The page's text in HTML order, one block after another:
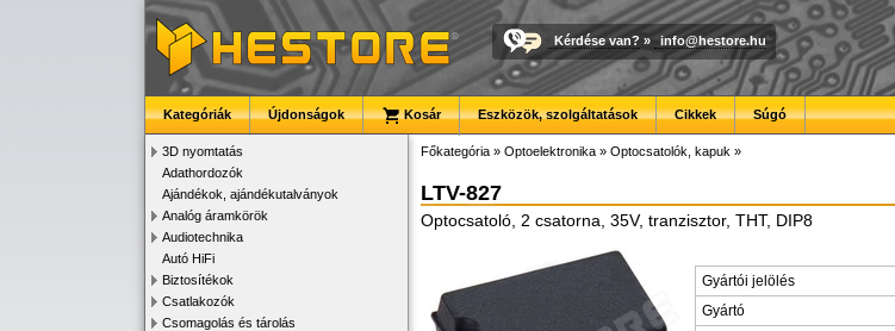
Kérdése van? » info@hestore.hu
Kategóriák Újdonságok Kosár Eszközök, szolgáltatások Cikkek Súgó
3D nyomtatás
Adathordozók
Ajándékok, ajándékutalványok
Analóg áramkörök
Audiotechnika
Autó HiFi
Biztosítékok
Csatlakozók
Csomagolás és tárolás
Főkategória » Optoelektronika » Optocsatolók, kapuk »
LTV-827
Optocsatoló, 2 csatorna, 35V, tranzisztor, THT, DIP8
Gyártói jelölés
Gyártó